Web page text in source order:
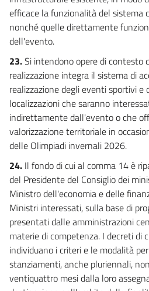
efficace la funzionalità del sistema
nonché quelle direttamente
dell'evento.
23.Si intendono opere di contesto
realizzazione integra il sistema di
realizzazione degli eventi sportivi e
localizzazioni che saranno
indirettamente dall'evento o che
valorizzazione territoriale in
delle Olimpiadi invernali 2026.
24. Il fondo di cui al comma 14 è
del Presidente del Consiglio dei
Ministro dell'economia e delle
Ministri interessati, sulla base di
presentati dalle amministrazioni
materie di competenza. I decreti di
individuano i criteri e le modalità
stanziamenti, anche pluriennali,
ventiquattro mesi dalla loro